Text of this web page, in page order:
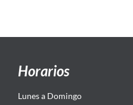
Horarios
Lunes a Domingo